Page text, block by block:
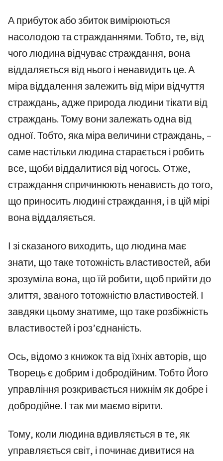
А прибуток або збиток вимірюються
насолодою та стражданнями. Тобто, те, від
чого людина відчуває страждання, вона
віддаляється від нього і ненавидить це. А
міра віддалення залежить від міри відчуття
страждань, адже природа людини тікати від
страждань. Тому вони залежать одна від
одної. Тобто, яка міра величини страждань, –
саме настільки людина старається і робить
все, щоби віддалитися від чогось. Отже,
страждання спричинюють ненависть до того,
що приносить людині страждання, і в цій мірі
вона віддаляється.
І зі сказаного виходить, що людина має
знати, що таке тотожність властивостей, аби
зрозуміла вона, що їй робити, щоб прийти до
злиття, званого тотожністю властивостей. І
завдяки цьому знатиме, що таке розбіжність
властивостей і роз’єднаність.
Ось, відомо з книжок та від їхніх авторів, що
Творець є добрим і добродійним. Тобто Його
управління розкривається нижнім як добре і
добродійне. І так ми маємо вірити.
Тому, коли людина вдивляється в те, як
управляється світ, і починає дивитися на